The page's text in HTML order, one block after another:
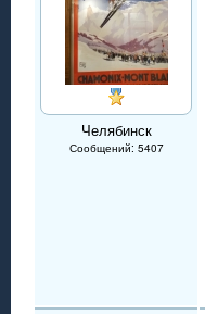
Челябинск
Сообщений: 5407